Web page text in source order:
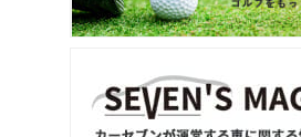
3位
ヴォクシ